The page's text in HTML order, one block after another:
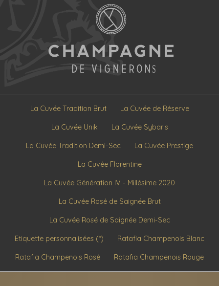
La Cuvée Tradition Brut La Cuvée de Réserve
La Cuvée Unik La Cuvée Sybaris
La Cuvée Tradition Demi-Sec La Cuvée Prestige
La Cuvée Florentine
La Cuvée Génération IV - Millésime 2020
La Cuvée Rosé de Saignée Brut
La Cuvée Rosé de Saignée Demi-Sec
Etiquette personnalisées (*) Ratafia Champenois Blanc
Ratafia Champenois Rosé Ratafia Champenois Rouge